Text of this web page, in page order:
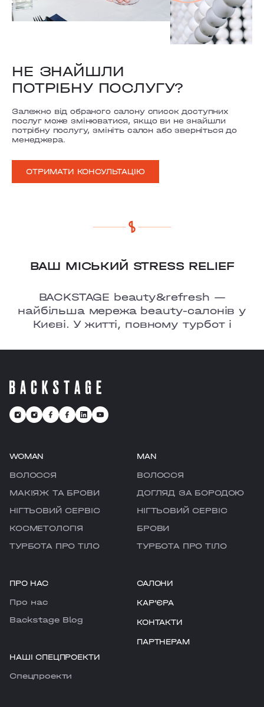
НЕ ЗНАЙШЛИ
ПОТРІБНУ ПОСЛУГУ?
Залежно від обраного салону список доступних
послуг може змінюватися, якщо ви не знайшли
потрібну послугу, змініть салон або зверніться до
менеджера.
ОТРИМАТИ КОНСУЛЬТАЦІЮ
ВАШ МІСЬКИЙ STRESS RELIEF
BACKSTAGE beauty&refresh —
найбільша мережа beauty-салонів у
Києві. У житті, повному турбот і
де є можливість перезавантажитися
WOMAN
ВОЛОССЯ
МАКІЯЖ ТА БРОВИ
НІГТЬОВИЙ СЕРВІС
КОСМЕТОЛОГІЯ
ТУРБОТА ПРО ТІЛО
MAN
ВОЛОССЯ
ДОГЛЯД ЗА БОРОДОЮ
НІГТЬОВИЙ СЕРВІС
БРОВИ
ТУРБОТА ПРО ТІЛО
ПРО НАС
Про нас
Backstage Blog
НАШІ СПЕЦПРОЕКТИ
Cпецпроекти
САЛОНИ
КАРʼЄРА
КОНТАКТИ
ПАРТНЕРАМ